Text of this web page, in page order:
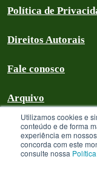
Utilizamos cookies e
conteúdo e de forma
experiência em
concorda com este
consulte nossa
Política de
Direitos Autorais
Fale conosco
Arquivo
Greenpeace Brasil 2026